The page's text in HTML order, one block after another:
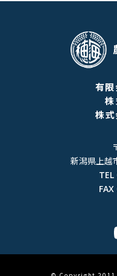
有
株
株
新潟県上越